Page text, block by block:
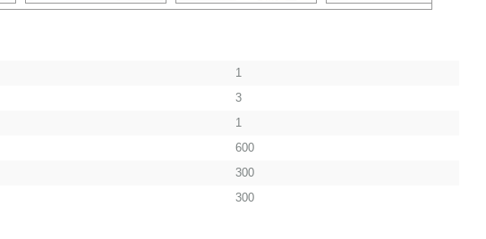
1
3
1
600
300
300